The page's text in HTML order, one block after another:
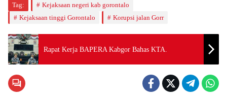
Tag:
Kejaksaan negeri kab gorontalo
Kejaksaan tinggi Gorontalo
Korupsi jalan Gorr
Rapat Kerja BAPERA Kabgor Bahas KTA.